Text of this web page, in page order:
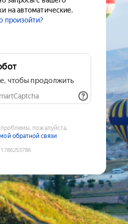
на автоматические.
произойти?
чтобы продолжить
проблемы, пожалуйста,
обратной связи
1786253786